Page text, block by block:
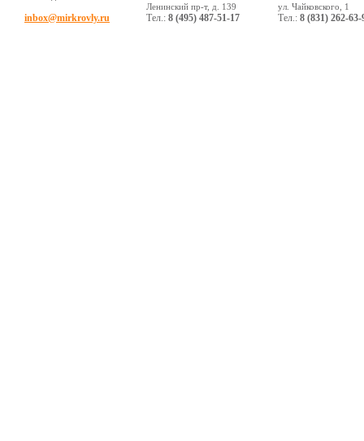
inbox@mirkrovly.ru
Ленинский пр-т, д. 139
Тел.: 8 (495) 487-51-17
ул. Чайковского, 1
Тел.:8 (831) 262-63-